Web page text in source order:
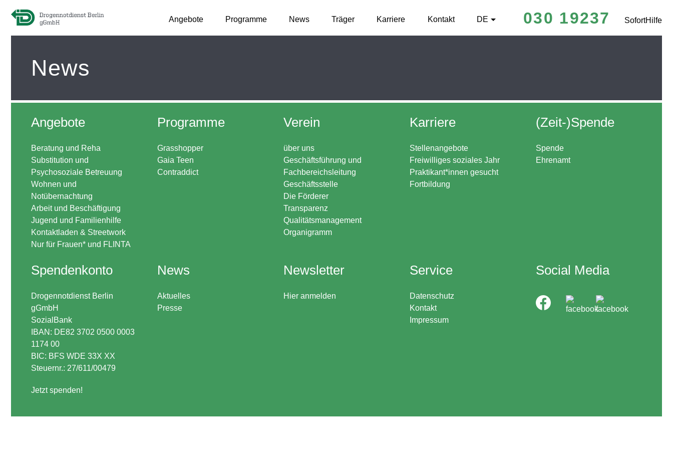
Angebote Programme News Träger Karriere Kontakt DE 030 19237 SofortHilfe
News
Angebote
Beratung und Reha
Substitution und
Psychosoziale Betreuung
Wohnen und
Notübernachtung
Arbeit und Beschäftigung
Jugend und Familienhilfe
Kontaktladen & Streetwork
Nur für Frauen* und FLINTA
Programme
Grasshopper
Gaia Teen
Contraddict
Verein
über uns
Geschäftsführung und
Fachbereichsleitung
Geschäftsstelle
Die Förderer
Transparenz
Qualitätsmanagement
Organigramm
Karriere
Stellenangebote
Freiwilliges soziales Jahr
Praktikant*innen gesucht
Fortbildung
(Zeit-)Spende
Spende
Ehrenamt
Spendenkonto
Drogennotdienst Berlin
gGmbH
SozialBank
IBAN: DE82 3702 0500 0003
1174 00
BIC: BFS WDE 33X XX
Steuernr.: 27/611/00479
Jetzt spenden!
News
Aktuelles
Presse
Newsletter
Hier anmelden
Service
Datenschutz
Kontakt
Impressum
Social Media